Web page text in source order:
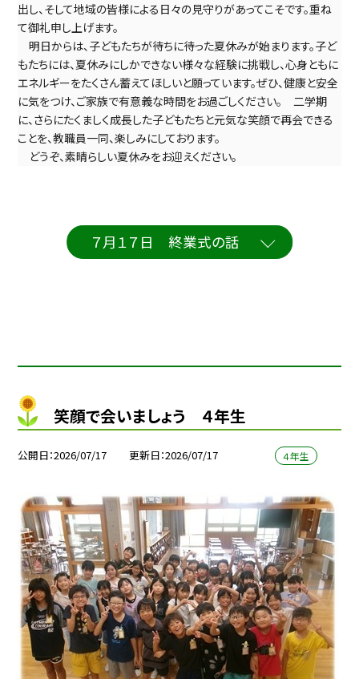
出し、そして地域の皆様による日々の見守りがあってこそです。重ね
て御礼申し上げます。
明日からは、子どもたちが待ちに待った夏休みが始まります。子ど
もたちには、夏休みにしかできない様々な経験に挑戦し、心身ともに
エネルギーをたくさん蓄えてほしいと願っています。ぜひ、健康と安全
に気をつけ、ご家族で有意義な時間をお過ごしください。　二学期
に、さらにたくましく成長した子どもたちと元気な笑顔で再会できる
ことを、教職員一同、楽しみにしております。
どうぞ、素晴らしい夏休みをお迎えください。
７月１７日 終業式の話
笑顔で会いましょう ４年生
公開日 2026/07/17 更新日 2026/07/17 ４年生